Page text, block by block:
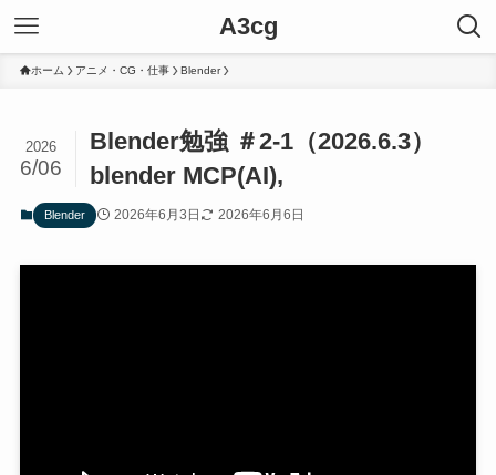
A3cg
ホーム アニメ・CG・仕事 Blender
Blender勉強 ＃2-1（2026.6.3）
blender MCP(AI),
2026
6/06
Blender 2026年6月3日 2026年6月6日